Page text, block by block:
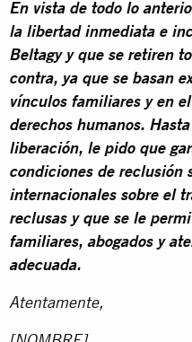
En vista de todo lo
la libertad inmediata e
Beltagy y que se retiren
contra, ya que se basan
vínculos familiares y en
derechos humanos.
liberación, le pido que
condiciones de reclusión
internacionales sobre el
reclusas y que se le
familiares, abogados y
adecuada.
Atentamente,